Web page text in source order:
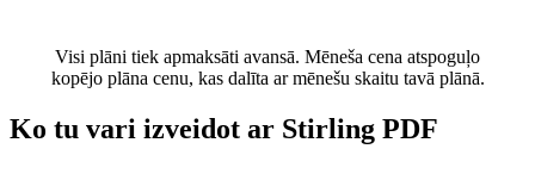
Visi plāni tiek apmaksāti avansā. Mēneša cena atspoguļo
kopējo plāna cenu, kas dalīta ar mēnešu skaitu tavā plānā.
Ko tu vari izveidot ar Stirling PDF